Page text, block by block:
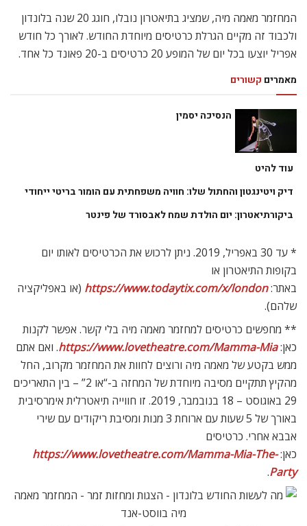
המחזמר מאמה מיה, שמציג בתיאטרון נובלו, חוגג 20 שנה בלונדון
ולכבוד זה מקיים הגרלת כרטיסים מיוחדת החודש. לאורך כל חודש
אפריל יוצעו בכל יום של המופע 20 כרטיסים ב-20 פאונד כל אחד.
מאמרים קשורים
הנסיכה יסמין
עוד להיט
דיק ויטינגטון והחתול שלו: חוויה משפחתית עם הומור בריטי ייחודי
ביקורתיאטרון: יום הולדת שמח לאבסורד של פינטר
* עד 30 באפריל, 2019. ניתן לרכוש את הכרטיסים לאותו יום
בקופות התיאטרון או
באתר:https://www.todaytix.com/x/london (או באפליקציה
שלהם).
** מחפשים כרטיסים למחזמר מאמה מיה בלי קשר. אפשר לקנות
כאן:https://www.lovetheatre.com/Mamma-Mia. ואם אתם
ממש בקטע של מאמה מיה ורוצים לחוות את המחזמר מקרוב, החל
מהקיץ תתקיים מסיבה מיוחדת של המחזה ב-“או 2” – בין התאריכים
29 באוגוסט – 18 בנובמבר, 2019. זו חווייה תיאטרלית אימרסיבית
באורך של 5 שעות עם ארוחת 3 מנות ומסיבת ריקודים עם שירי
אבבא אחרי. כרטיסים
כאן:https://www.lovetheatre.com/Mamma-Mia-The-
Party
.